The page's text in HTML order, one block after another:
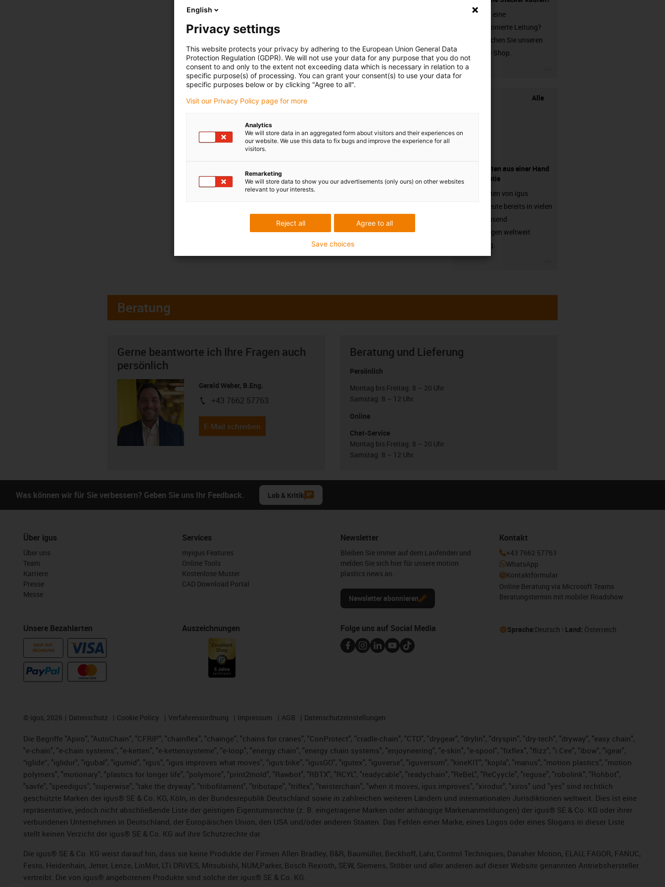
Sie suchen eine
unkonfektionierte Leitung?
Dann besuchen Sie unseren
chainflex® Shop.
Alle
Komponenten aus einer Hand
- mit Garantie
Energieketten von igus
arbeiten heute bereits in vielen
hunderttausend
Anwendungen weltweit
zuverlässig.
Beratung
Gerne beantworte ich Ihre Fragen auch
persönlich
Gerald Weber, B.Eng.
igus-icon-phone
+43 7662 57763
E-Mail schreiben
Beratung und Lieferung
Persönlich
Montag bis Freitag: 8 – 20 Uhr
Samstag: 8 – 12 Uhr
Online
Chat-Service
Montag bis Freitag: 8 – 20 Uhr
Samstag: 8 – 12 Uhr
Was können wir für Sie verbessern? Geben Sie uns Ihr Feedback. Lob & Kritik
Über igus
Über uns
Team
Karriere
Presse
Messe
Unsere Bezahlarten
KAUF AUF
RECHNUNG
Services
myigus Features
Online Tools
Kostenlose Muster
CAD Download Portal
Auszeichnungen
Newsletter
Bleiben Sie immer auf dem Laufenden und
melden Sie sich hier für unsere motion
plastics news an.
Newsletter abonnieren
Kontakt
+43 7662 57763
WhatsApp
Kontaktformular
Online Beratung via Microsoft Teams
Beratungstermin mit mobiler Roadshow
Folge uns auf Social Media Sprache:Deutsch Land: Österreich
© igus, 2026 Datenschutz Cookie Policy Verfahrensordnung Impressum AGB Datenschutzeinstellungen
Die Begriffe "Apiro", "AutoChain", "CFRIP", "chainflex", "chainge", "chains for cranes", "ConProtect", "cradle-chain", "CTD", "drygear", "drylin", "dryspin", "dry-tech", "dryway", "easy chain",
"e-chain", "e-chain systems", "e-ketten", "e-kettensysteme", "e-loop", "energy chain", "energy chain systems", "enjoyneering", "e-skin", "e-spool", "fixflex", "flizz", "i.Cee", "ibow", "igear",
“iglide”, "iglidur", "igubal", "igumid", "igus", "igus improves what moves", "igus:bike", "igusGO", "igutex", "iguverse", "iguversum", "kineKIT", "kopla", "manus", "motion plastics", "motion
polymers", "motionary", "plastics for longer life", "polymore", "print2mold", "Rawbot", "RBTX", "RCYL", "readycable", "readychain", "ReBeL", "ReCyycle", "reguse", "robolink", "Rohbot",
"savfe", "speedigus", "superwise", "take the dryway", "tribofilament", "tribotape", "triflex", "twisterchain", "when it moves, igus improves", "xirodur", "xiros" und "yes" sind rechtlich
geschützte Marken der igus® SE & Co. KG, Köln, in der Bundesrepublik Deutschland sowie in zahlreichen weiteren Ländern und internationalen Jurisdiktionen weltweit. Dies ist eine
repräsentative, jedoch nicht abschließende Liste der geistigen Eigentumsrechte (z. B. eingetragene Marken oder anhängige Markenanmeldungen) der igus® SE & Co. KG oder ihrer
verbundenen Unternehmen in Deutschland, der Europäischen Union, den USA und/oder anderen Staaten. Das Fehlen einer Marke, eines Logos oder eines Slogans in dieser Liste
stellt keinen Verzicht der igus® SE & Co. KG auf ihre Schutzrechte dar.
Die igus® SE & Co. KG weist darauf hin, dass sie keine Produkte der Firmen Allen Bradley, B&R, Baumüller, Beckhoff, Lahr, Control Techniques, Danaher Motion, ELAU, FAGOR, FANUC,
Festo, Heidenhain, Jetter, Lenze, LinMot, LTi DRiVES, Mitsubishi, NUM,Parker, Bosch Rexroth, SEW, Siemens, Stöber und aller anderen auf dieser Website genannten Antriebshersteller
vertreibt. Die von igus® angebotenen Produkte sind solche der igus® SE & Co. KG.
English
Privacy settings
This website protects your privacy by adhering to the European Union General Data
Protection Regulation (GDPR). We will not use your data for any purpose that you do not
consent to and only to the extent not exceeding data which is necessary in relation to a
specific purpose(s) of processing. You can grant your consent(s) to use your data for
specific purposes below or by clicking "Agree to all".
Visit our Privacy Policy page for more
Analytics
We will store data in an aggregated form about visitors and their experiences on
our website. We use this data to fix bugs and improve the experience for all
visitors.
Remarketing
We will store data to show you our advertisements (only ours) on other websites
relevant to your interests.
Agree to all
Reject all
Save choices